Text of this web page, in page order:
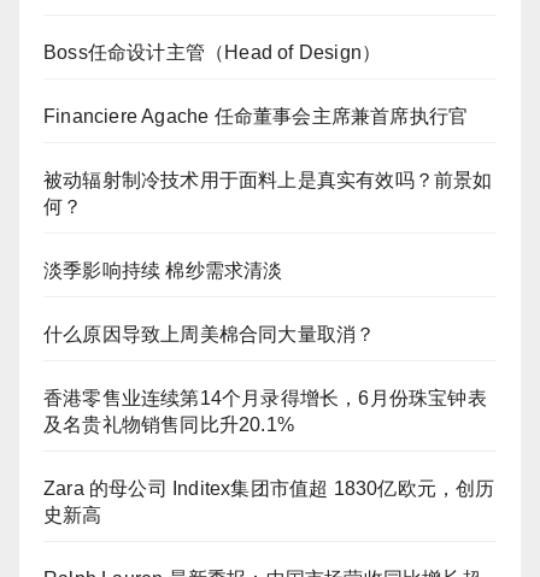
Boss任命设计主管（Head of Design）
Financiere Agache 任命董事会主席兼首席执行官
被动辐射制冷技术用于面料上是真实有效吗？前景如
何？
淡季影响持续 棉纱需求清淡
什么原因导致上周美棉合同大量取消？
香港零售业连续第14个月录得增长，6月份珠宝钟表
及名贵礼物销售同比升20.1%
Zara 的母公司 Inditex集团市值超 1830亿欧元，创历
史新高